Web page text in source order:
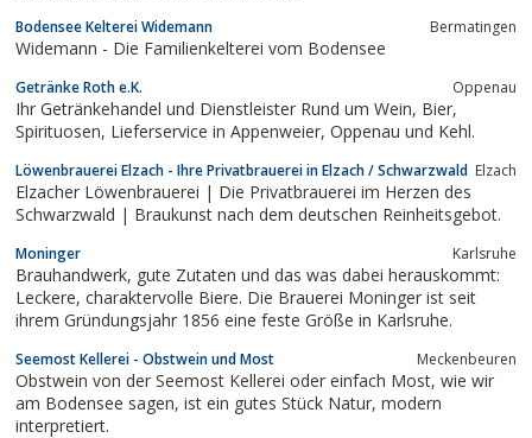
Bodensee Kelterei Widemann Bermatingen
Widemann - Die Familienkelterei vom Bodensee
Getränke Roth e.K. Oppenau
Ihr Getränkehandel und Dienstleister Rund um Wein, Bier,
Spirituosen, Lieferservice in Appenweier, Oppenau und Kehl.
Löwenbrauerei Elzach - Ihre Privatbrauerei in Elzach / Schwarzwald Elzach
Elzacher Löwenbrauerei | Die Privatbrauerei im Herzen des
Schwarzwald | Braukunst nach dem deutschen Reinheitsgebot.
Moninger Karlsruhe
Brauhandwerk, gute Zutaten und das was dabei herauskommt:
Leckere, charaktervolle Biere. Die Brauerei Moninger ist seit
ihrem Gründungsjahr 1856 eine feste Größe in Karlsruhe.
Seemost Kellerei - Obstwein und Most Meckenbeuren
Obstwein von der Seemost Kellerei oder einfach Most, wie wir
am Bodensee sagen, ist ein gutes Stück Natur, modern
interpretiert.